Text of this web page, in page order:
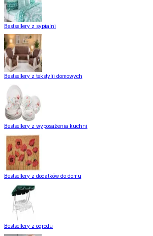
Bestsellery z sypialni
Bestsellery z tekstylii domowych
Bestsellery z wyposażenia kuchni
Bestsellery z dodatków do domu
Bestsellery z ogrodu